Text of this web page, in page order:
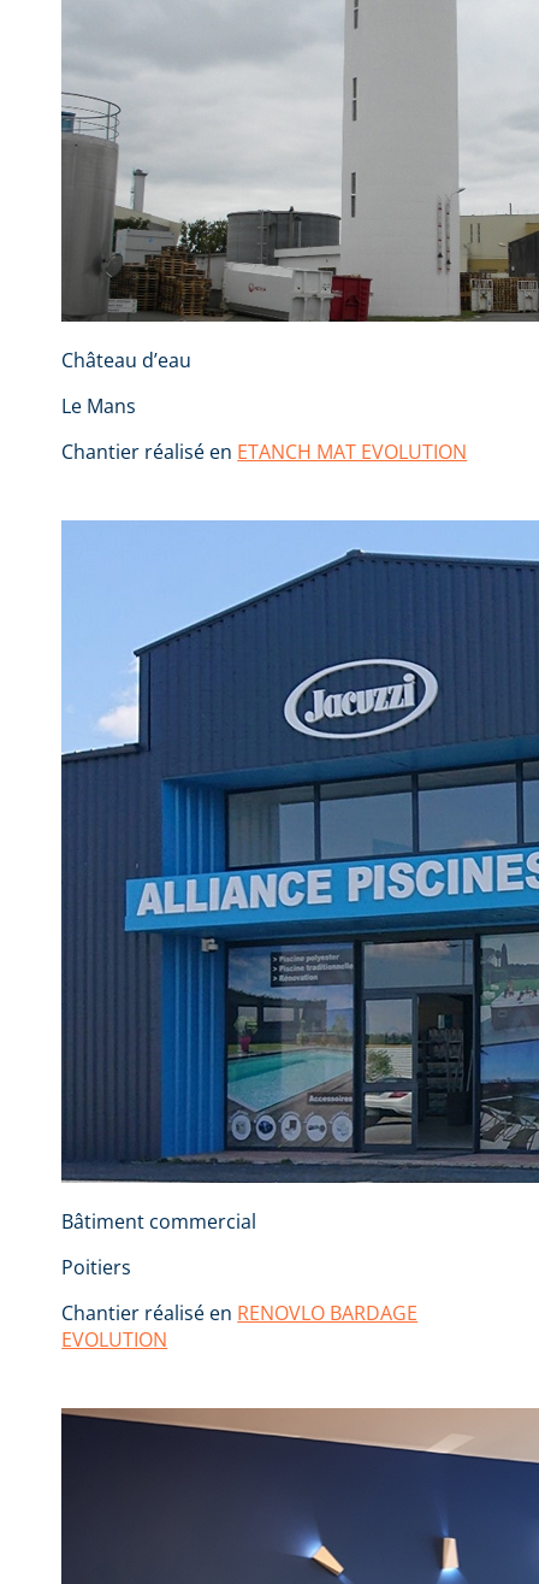
Château d’eau
Le Mans
Chantier réalisé en ETANCH MAT EVOLUTION
Bâtiment commercial
Poitiers
Chantier réalisé en RENOVLO BARDAGE
EVOLUTION